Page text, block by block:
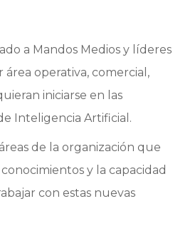
a Mandos Medios y líderes
operativa, comercial,
iniciarse en las
Inteligencia Artificial.
de la organización que
y la capacidad
con estas nuevas